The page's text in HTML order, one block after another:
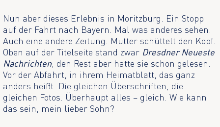
Nun aber dieses Erlebnis in Moritzburg. Ein Stopp
auf der Fahrt nach Bayern. Mal was anderes sehen.
Auch eine andere Zeitung. Mutter schüttelt den Kopf.
Oben auf der Titelseite stand zwar Dresdner Neueste
Nachrichten, den Rest aber hatte sie schon gelesen.
Vor der Abfahrt, in ihrem Heimatblatt, das ganz
anders heißt. Die gleichen Überschriften, die
gleichen Fotos. Überhaupt alles – gleich. Wie kann
das sein, mein lieber Sohn?